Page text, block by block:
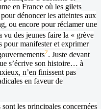
en France où les gilets
dénoncer les atteintes aux
ou encore pour réclamer une
vu des jeunes faire la « grève
pour manifester et exprimer
2. Juste devant
s’écrive son histoire… à
n’en finissent pas
en faveur de
les principales concernées